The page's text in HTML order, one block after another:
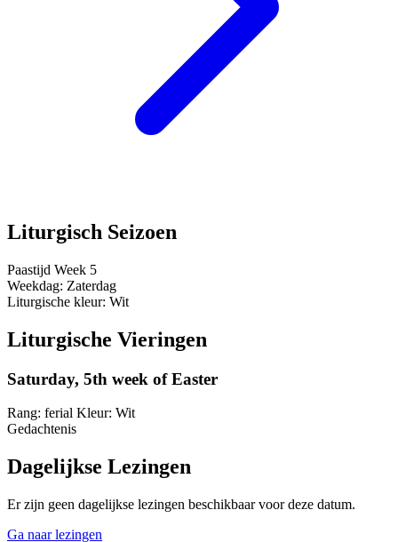
Liturgisch Seizoen
Paastijd Week 5
Weekdag: Zaterdag
Liturgische kleur: Wit
Liturgische Vieringen
Saturday, 5th week of Easter
Rang: ferial Kleur: Wit
Gedachtenis
Dagelijkse Lezingen
Er zijn geen dagelijkse lezingen beschikbaar voor deze datum.
Ga naar lezingen